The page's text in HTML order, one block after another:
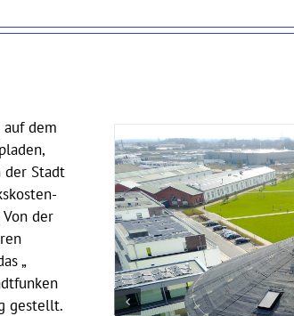
auf dem
der Stadt
der
„
gestellt.